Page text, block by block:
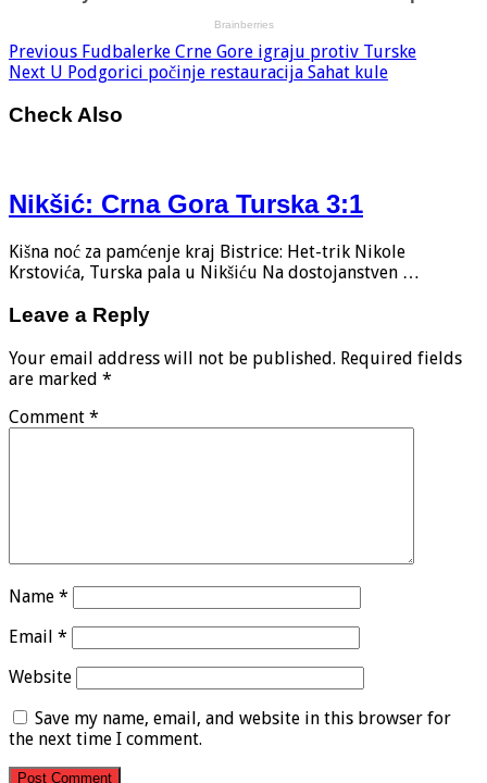
Previous Fudbalerke Crne Gore igraju protiv Turske
Next U Podgorici počinje restauracija Sahat kule
Check Also
Nikšić: Crna Gora Turska 3:1
Kišna noć za pamćenje kraj Bistrice: Het-trik Nikole
Krstovića, Turska pala u Nikšiću Na dostojanstven …
Leave a Reply
Your email address will not be published. Required fields
are marked *
Comment *
Name *
Email *
Website
Save my name, email, and website in this browser for
the next time I comment.